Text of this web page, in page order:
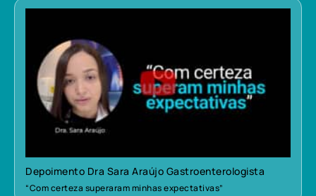
Depoimento Dra Sara Araújo Gastroenterologista
“Com certeza superaram minhas expectativas”